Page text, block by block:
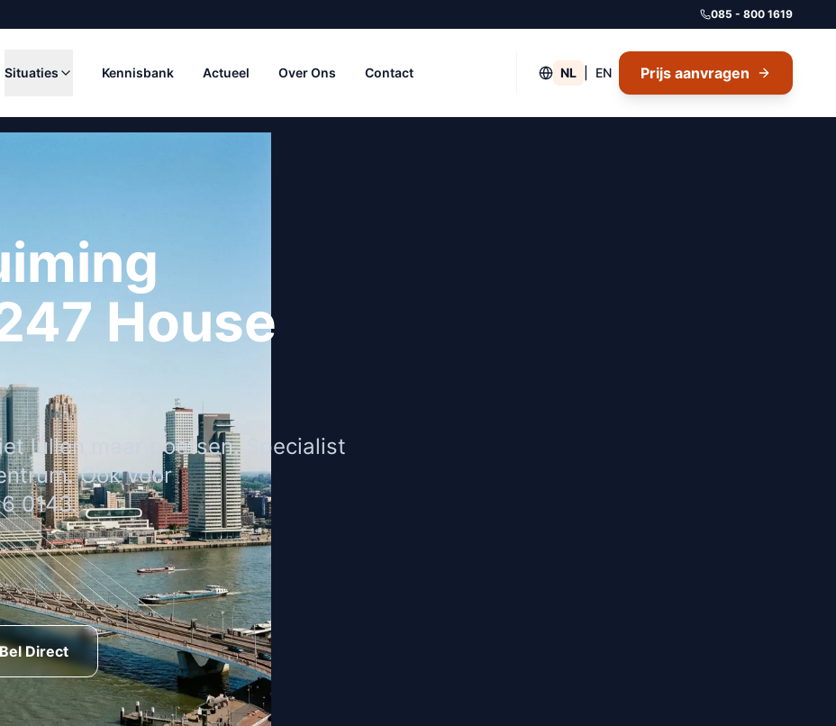
085 - 800 1619
Situaties Kennisbank Actueel Over Ons Contact NL EN Prijs aanvragen
House
lullen maar poetsen. Specialist
Ook voor
0143.
Bel Direct